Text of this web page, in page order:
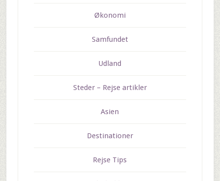
Økonomi
Samfundet
Udland
Steder – Rejse artikler
Asien
Destinationer
Rejse Tips